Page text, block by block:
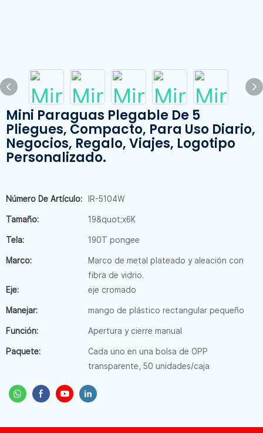
Mini Paraguas Plegable De 5
Pliegues, Compacto, Para Uso Diario,
Negocios, Regalo, Viajes, Logotipo
Personalizado.
Número De Artículo: IR-5104W
Tamaño: 19&quot;x6K
Tela: 190T pongee
Marco:
Marco de metal plateado y aleación con
fibra de vidrio.
Eje:
eje cromado
Manejar: mango de plástico rectangular pequeño
Función: Apertura y cierre manual
Paquete:
Cada uno en una bolsa de OPP
transparente, 50 unidades/caja